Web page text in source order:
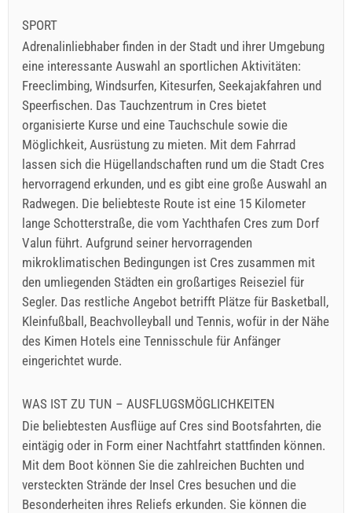
SPORT
Adrenalinliebhaber finden in der Stadt und ihrer Umgebung
eine interessante Auswahl an sportlichen Aktivitäten:
Freeclimbing, Windsurfen, Kitesurfen, Seekajakfahren und
Speerfischen. Das Tauchzentrum in Cres bietet
organisierte Kurse und eine Tauchschule sowie die
Möglichkeit, Ausrüstung zu mieten. Mit dem Fahrrad
lassen sich die Hügellandschaften rund um die Stadt Cres
hervorragend erkunden, und es gibt eine große Auswahl an
Radwegen. Die beliebteste Route ist eine 15 Kilometer
lange Schotterstraße, die vom Yachthafen Cres zum Dorf
Valun führt. Aufgrund seiner hervorragenden
mikroklimatischen Bedingungen ist Cres zusammen mit
den umliegenden Städten ein großartiges Reiseziel für
Segler. Das restliche Angebot betrifft Plätze für Basketball,
Kleinfußball, Beachvolleyball und Tennis, wofür in der Nähe
des Kimen Hotels eine Tennisschule für Anfänger
eingerichtet wurde.
WAS IST ZU TUN – AUSFLUGSMÖGLICHKEITEN
Die beliebtesten Ausflüge auf Cres sind Bootsfahrten, die
eintägig oder in Form einer Nachtfahrt stattfinden können.
Mit dem Boot können Sie die zahlreichen Buchten und
versteckten Strände der Insel Cres besuchen und die
Besonderheiten ihres Reliefs erkunden. Sie können die